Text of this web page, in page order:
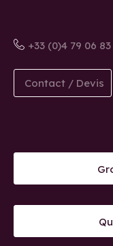
+33 (0)4 79 06
Contact / Devis